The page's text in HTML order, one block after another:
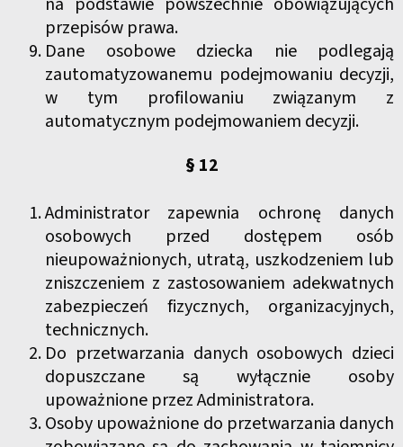
przepisów prawa.
Dane osobowe dziecka nie podlegają
zautomatyzowanemu podejmowaniu decyzji,
w tym profilowaniu związanym z
automatycznym podejmowaniem decyzji.
§ 12
Administrator zapewnia ochronę danych
osobowych przed dostępem osób
nieupoważnionych, utratą, uszkodzeniem lub
zniszczeniem z zastosowaniem adekwatnych
zabezpieczeń fizycznych, organizacyjnych,
technicznych.
Do przetwarzania danych osobowych dzieci
dopuszczane są wyłącznie osoby
upoważnione przez Administratora.
Osoby upoważnione do przetwarzania danych